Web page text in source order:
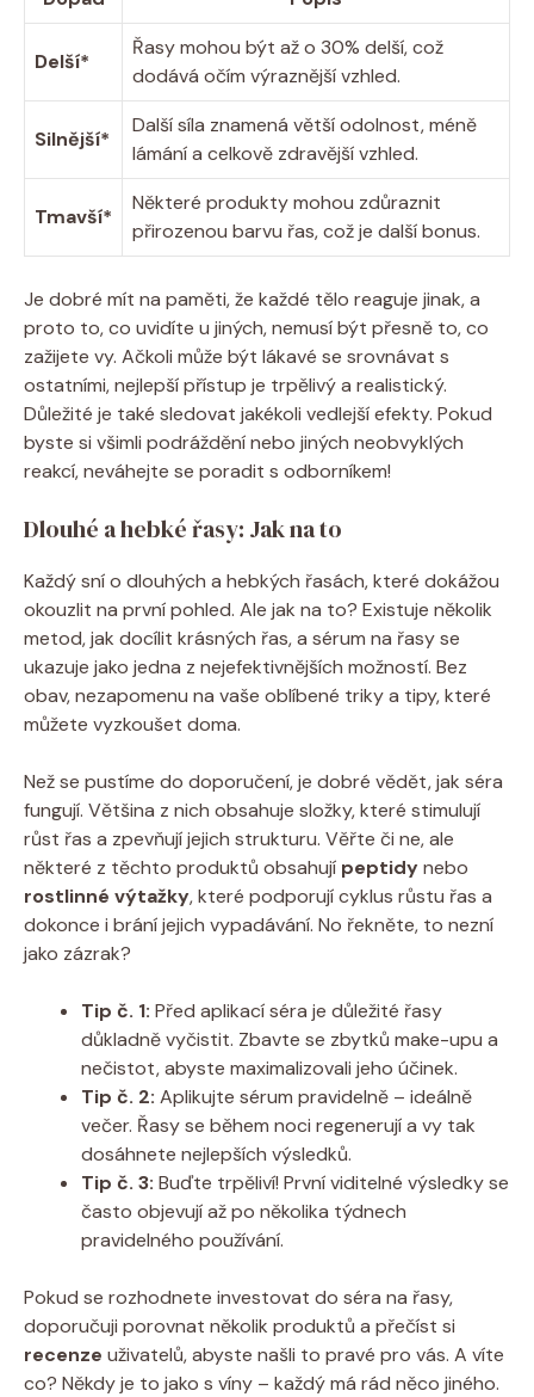
Delší*
Řasy mohou být až o 30% delší, což
dodává očím výraznější vzhled.
Silnější*
Další síla znamená větší odolnost, méně
lámání a celkově zdravější vzhled.
Tmavší*
Některé produkty mohou zdůraznit
přirozenou barvu řas, což je další bonus.
Je dobré mít na paměti, že každé tělo reaguje jinak, a
proto to, co uvidíte u jiných, nemusí být přesně to, co
zažijete vy. Ačkoli může být lákavé se srovnávat s
ostatními, nejlepší přístup je trpělivý a realistický.
Důležité je také sledovat jakékoli vedlejší efekty. Pokud
byste si všimli podráždění nebo jiných neobvyklých
reakcí, neváhejte se poradit s odborníkem!
Dlouhé a hebké řasy: Jak na to
Každý sní o dlouhých a hebkých řasách, které dokážou
okouzlit na první pohled. Ale jak na to? Existuje několik
metod, jak docílit krásných řas, a sérum na řasy se
ukazuje jako jedna z nejefektivnějších možností. Bez
obav, nezapomenu na vaše oblíbené triky a tipy, které
můžete vyzkoušet doma.
Než se pustíme do doporučení, je dobré vědět, jak séra
fungují. Většina z nich obsahuje složky, které stimulují
růst řas a zpevňují jejich strukturu. Věřte či ne, ale
některé z těchto produktů obsahují peptidynebo
rostlinné výtažky, které podporují cyklus růstu řas a
dokonce i brání jejich vypadávání. No řekněte, to nezní
jako zázrak?
Tip č. 1: Před aplikací séra je důležité řasy
důkladně vyčistit. Zbavte se zbytků make-upu a
nečistot, abyste maximalizovali jeho účinek.
Tip č. 2: Aplikujte sérum pravidelně – ideálně
večer. Řasy se během noci regenerují a vy tak
dosáhnete nejlepších výsledků.
Tip č. 3: Buďte trpěliví! První viditelné výsledky se
často objevují až po několika týdnech
pravidelného používání.
Pokud se rozhodnete investovat do séra na řasy,
doporučuji porovnat několik produktů a přečíst si
recenze uživatelů, abyste našli to pravé pro vás. A víte
co? Někdy je to jako s víny – každý má rád něco jiného.